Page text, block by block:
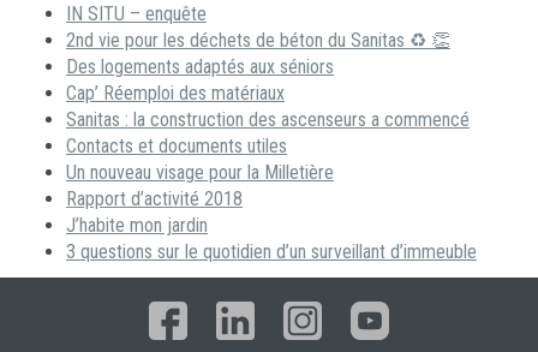
IN SITU – enquête
2nd vie pour les déchets de béton du Sanitas ♻ 👏
Des logements adaptés aux séniors
Cap’ Réemploi des matériaux
Sanitas : la construction des ascenseurs a commencé
Contacts et documents utiles
Un nouveau visage pour la Milletière
Rapport d’activité 2018
J’habite mon jardin
3 questions sur le quotidien d’un surveillant d’immeuble